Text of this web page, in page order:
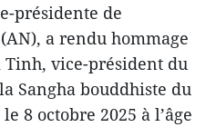
présidente de
a rendu hommage
vice-président du
Sangha bouddhiste du
8 octobre 2025 à l’âge